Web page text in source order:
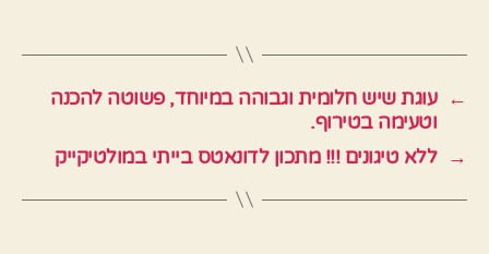
← עוגת שיש חלומית וגבוהה במיוחד, פשוטה להכנה
וטעימה בטירוף.
→ ללא טיגונים !!! מתכון לדונאטס בייתי במולטיקייק